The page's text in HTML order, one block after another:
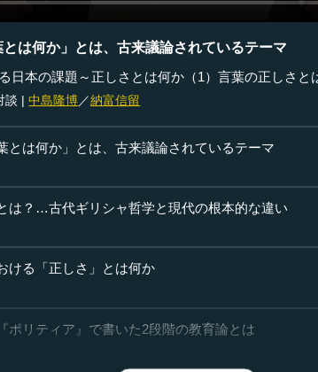
とは何か」とは、古来議論されているテーマ
日本の課題～正しさとは何か（1）言葉の正しさと
談 |中島隆博／納富信留
とは何か」とは、古来議論されているテーマ
は？…古代ギリシャ哲学と現代の根本的な違い
ける「正しさ」とは何か
ポリティア』で書いた2段階の教育論とは